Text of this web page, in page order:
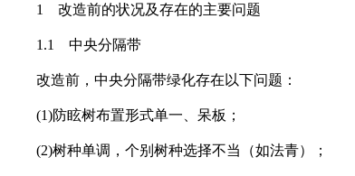
1 改造前的状况及存在的主要问题
1.1 中央分隔带
改造前，中央分隔带绿化存在以下问题：
(1)防眩树布置形式单一、呆板；
(2)树种单调，个别树种选择不当（如法青）；